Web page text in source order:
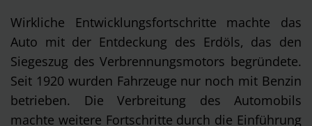
Wirkliche Entwicklungsfortschritte machte das
Auto mit der Entdeckung des Erdöls, das den
Siegeszug des Verbrennungsmotors begründete.
Seit 1920 wurden Fahrzeuge nur noch mit Benzin
betrieben. Die Verbreitung des Automobils
machte weitere Fortschritte durch die Einführung